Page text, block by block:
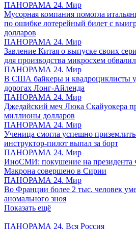
ПАНОРАМА 24. Мир
Мусорная компания помогла
по ошибке лотерейный билет с
долларов
ПАНОРАМА 24. Мир
Завление Китая о выпуске своих
для производства микросхем
ПАНОРАМА 24. Мир
В США байкеры и квадроциклисты
дорогах Лонг-Айленда
ПАНОРАМА 24. Мир
Джедайский меч Люка Скайуокера
миллионы долларов
ПАНОРАМА 24. Мир
Ученица смогла успешно
инструктор-пилот выпал за борт
ПАНОРАМА 24. Мир
ИноСМИ: покушение на
Макрона совершено в Сирии
ПАНОРАМА 24. Мир
Во Франции более 2 тыс. человек
аномального зноя
Показать ещё
ПАНОРАМА 24. Вся Россия